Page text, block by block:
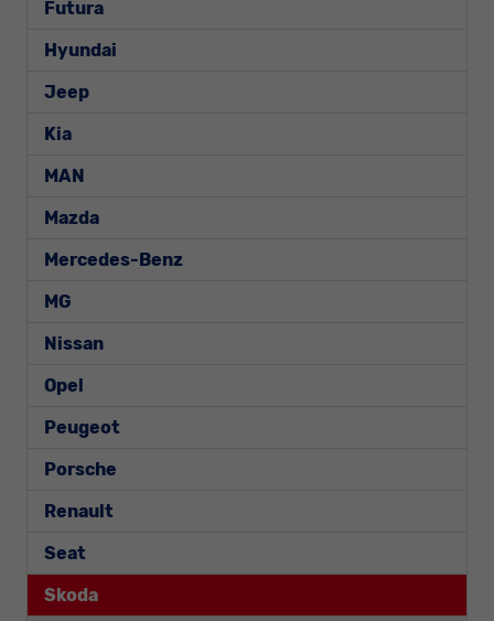
Futura
Hyundai
Jeep
Kia
MAN
Mazda
Mercedes-Benz
MG
Nissan
Opel
Peugeot
Porsche
Renault
Seat
Skoda